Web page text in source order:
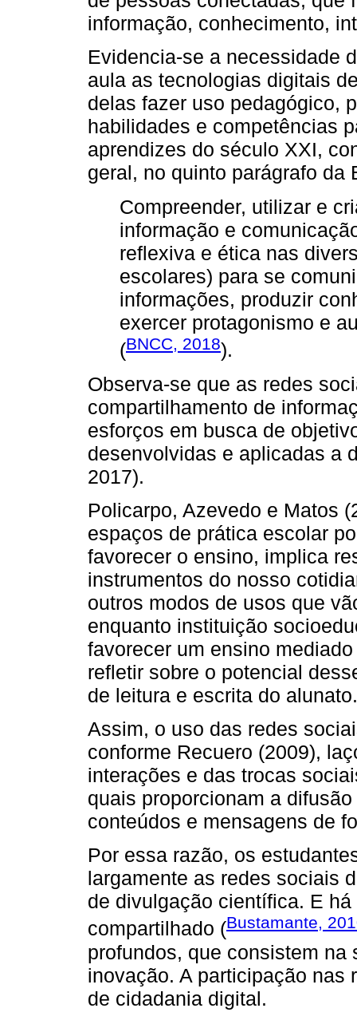
informação, conhecimento,
Evidencia-se a necessidade
aula as tecnologias digitais
delas fazer uso pedagógico,
habilidades e competências
aprendizes do século XXI,
geral, no quinto parágrafo da
Compreender, utilizar e
informação e
reflexiva e ética nas
escolares) para se
informações, produzir
exercer protagonismo e
(BNCC, 2018).
Observa-se que as redes
compartilhamento de
esforços em busca de
desenvolvidas e aplicadas a
2017).
Policarpo, Azevedo e Matos
espaços de prática escolar
favorecer o ensino, implica
instrumentos do nosso
outros modos de usos que
enquanto instituição
favorecer um ensino
refletir sobre o potencial
de leitura e escrita do alunato.
Assim, o uso das redes
conforme Recuero (2009),
interações e das trocas
quais proporcionam a
conteúdos e mensagens de
Por essa razão, os
largamente as redes sociais
de divulgação científica. E
compartilhado (Bustamante,
profundos, que consistem
inovação. A participação
de cidadania digital.